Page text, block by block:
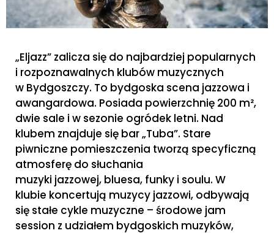
„Eljazz” zalicza się do najbardziej popularnych
i rozpoznawalnych klubów muzycznych
w Bydgoszczy. To bydgoska scena jazzowa i
awangardowa. Posiada powierzchnię 200 m²,
dwie sale i w sezonie ogródek letni. Nad
klubem znajduje się bar „Tuba”. Stare
piwniczne pomieszczenia tworzą specyficzną
atmosferę do słuchania
muzyki jazzowej, bluesa, funky i soulu. W
klubie koncertują muzycy jazzowi, odbywają
się stałe cykle muzyczne – środowe jam
session z udziałem bydgoskich muzyków,